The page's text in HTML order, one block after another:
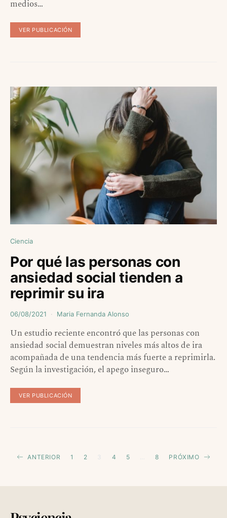
medios…
VER PUBLICACIÓN
Ciencia
Por qué las personas con
ansiedad social tienden a
reprimir su ira
06/08/2021 Maria Fernanda Alonso
Un estudio reciente encontró que las personas con
ansiedad social demuestran niveles más altos de ira
acompañada de una tendencia más fuerte a reprimirla.
Según la investigación, el apego inseguro…
VER PUBLICACIÓN
Paginación
ANTERIOR 1 2 3 4 5 8 PRÓXIMO